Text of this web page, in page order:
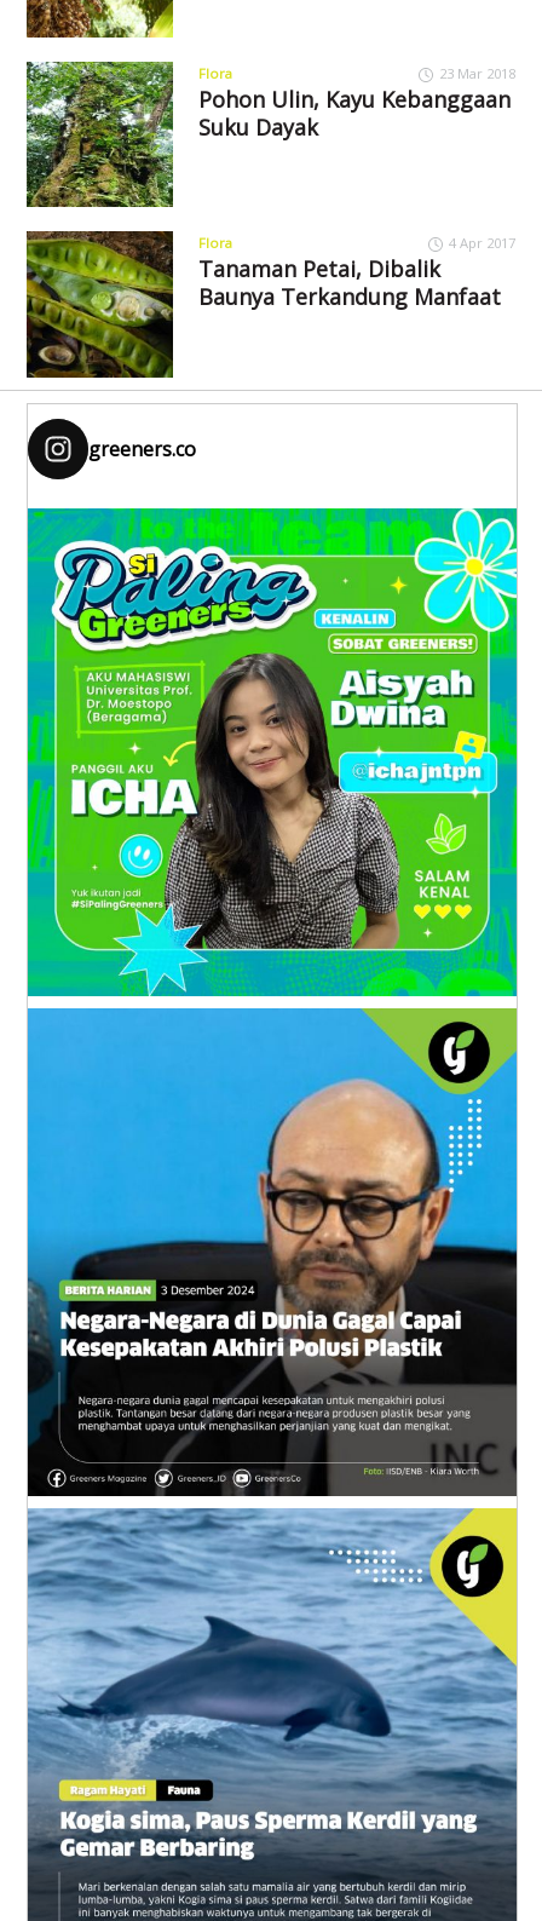
Flora 23 Mar 2018
Pohon Ulin, Kayu Kebanggaan
Suku Dayak
Flora 4 Apr 2017
Tanaman Petai, Dibalik
Baunya Terkandung Manfaat
greeners.co